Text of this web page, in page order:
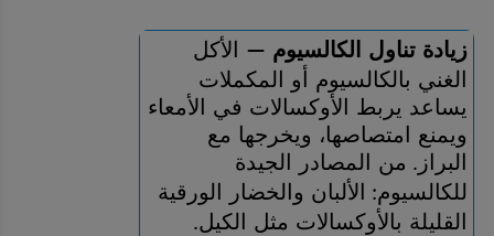
زيادة تناول الكالسيوم —
البراز .
للكالسيوم:
القليلة بالأوكسالات مثل الكيل.